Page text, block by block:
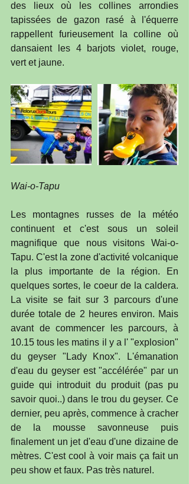
des lieux où les collines arrondies
tapissées de gazon rasé à l'équerre
rappellent furieusement la colline où
dansaient les 4 barjots violet, rouge,
vert et jaune.
Wai-o-Tapu
Les montagnes russes de la météo
continuent et c'est sous un soleil
magnifique que nous visitons Wai-o-
Tapu. C'est la zone d'activité volcanique
la plus importante de la région. En
quelques sortes, le coeur de la caldera.
La visite se fait sur 3 parcours d'une
durée totale de 2 heures environ. Mais
avant de commencer les parcours, à
10.15 tous les matins il y a l' "explosion"
du geyser "Lady Knox". L'émanation
d'eau du geyser est "accélérée" par un
guide qui introduit du produit (pas pu
savoir quoi..) dans le trou du geyser. Ce
dernier, peu après, commence à cracher
de la mousse savonneuse puis
finalement un jet d'eau d'une dizaine de
mètres. C'est cool à voir mais ça fait un
peu show et faux. Pas très naturel.